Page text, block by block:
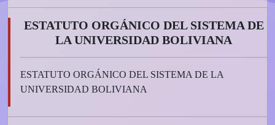
ESTATUTO ORGÁNICO DEL SISTEMA DE
LA UNIVERSIDAD BOLIVIANA
ESTATUTO ORGÁNICO DEL SISTEMA DE LA
UNIVERSIDAD BOLIVIANA